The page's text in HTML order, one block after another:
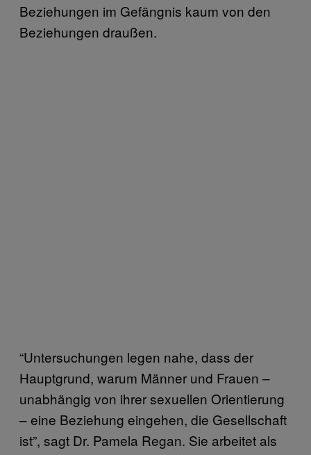
Beziehungen im Gefängnis kaum von den
Beziehungen draußen.
“Untersuchungen legen nahe, dass der
Hauptgrund, warum Männer und Frauen –
unabhängig von ihrer sexuellen Orientierung
– eine Beziehung eingehen, die Gesellschaft
ist”, sagt Dr. Pamela Regan. Sie arbeitet als